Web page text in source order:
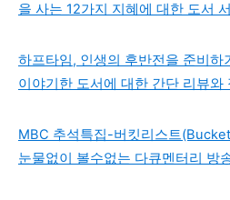
을 사는 12가지 지혜에 대한 도서
하프타임, 인생의 후반전을 준비하
이야기한 도서에 대한 간단 리뷰와
MBC 추석특집-버킷리스트
눈물없이 볼수없는 다큐멘터리 방